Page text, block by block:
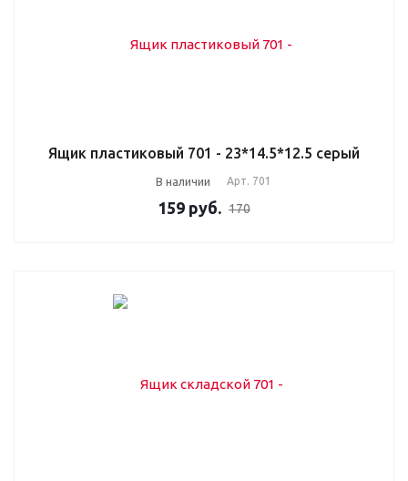
Ящик пластиковый 701 - 23*14.5*12.5 серый
В наличии Арт. 701
159 руб. 170